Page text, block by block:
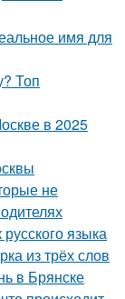
имя для
Топ
в 2025
не
языка
из трёх слов
в Брянске